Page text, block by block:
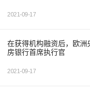
2021-09-17
在获得机构融资后，欧
房银行首席执行官
2021-09-17